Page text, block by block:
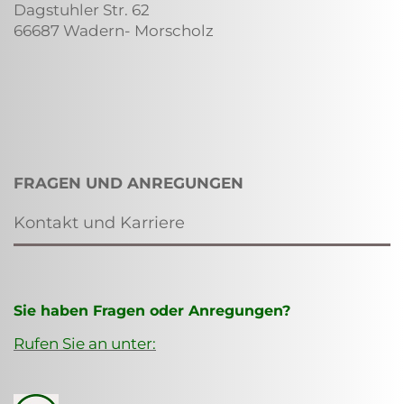
Dagstuhler Str. 62
66687 Wadern- Morscholz
FRAGEN UND ANREGUNGEN
Kontakt und Karriere
Sie haben Fragen oder Anregungen?
Rufen Sie an unter: